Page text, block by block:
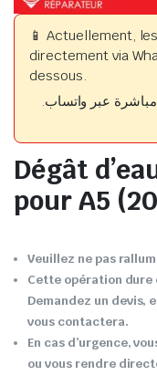
📱 Actuellement,
directement via
dessous.
مباشرة عبر واتساب.
Dégât
pour A5
Veuillez ne pas
Cette opération dure
Demandez un devis,
vous contactera.
En cas d’urgence,
ou vous rendre